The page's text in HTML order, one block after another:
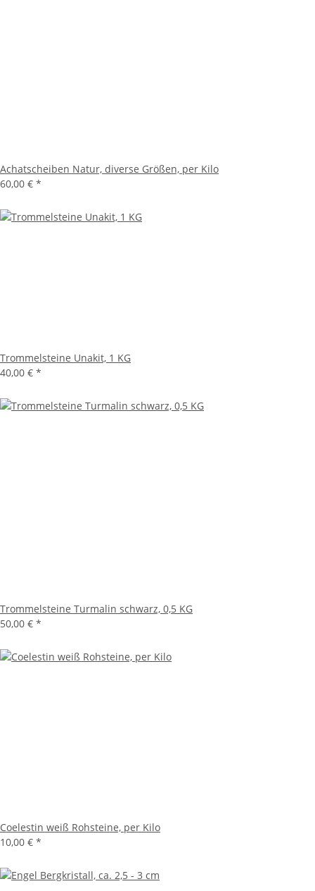
Achatscheiben Natur, diverse Größen, per Kilo
60,00 € *
Trommelsteine Unakit, 1 KG
40,00 € *
Trommelsteine Turmalin schwarz, 0,5 KG
50,00 € *
Coelestin weiß Rohsteine, per Kilo
10,00 € *